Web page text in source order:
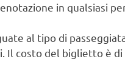
in qualsiasi
al tipo di
Il costo del biglietto è